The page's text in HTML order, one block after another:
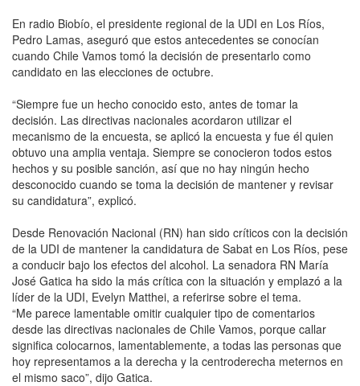
En radio Biobío, el presidente regional de la UDI en Los Ríos,
Pedro Lamas, aseguró que estos antecedentes se conocían
cuando Chile Vamos tomó la decisión de presentarlo como
candidato en las elecciones de octubre.
“Siempre fue un hecho conocido esto, antes de tomar la
decisión. Las directivas nacionales acordaron utilizar el
mecanismo de la encuesta, se aplicó la encuesta y fue él quien
obtuvo una amplia ventaja. Siempre se conocieron todos estos
hechos y su posible sanción, así que no hay ningún hecho
desconocido cuando se toma la decisión de mantener y revisar
su candidatura”, explicó.
Desde Renovación Nacional (RN) han sido críticos con la decisión
de la UDI de mantener la candidatura de Sabat en Los Ríos, pese
a conducir bajo los efectos del alcohol. La senadora RN María
José Gatica ha sido la más crítica con la situación y emplazó a la
líder de la UDI, Evelyn Matthei, a referirse sobre el tema.
“Me parece lamentable omitir cualquier tipo de comentarios
desde las directivas nacionales de Chile Vamos, porque callar
significa colocarnos, lamentablemente, a todas las personas que
hoy representamos a la derecha y la centroderecha meternos en
el mismo saco”, dijo Gatica.